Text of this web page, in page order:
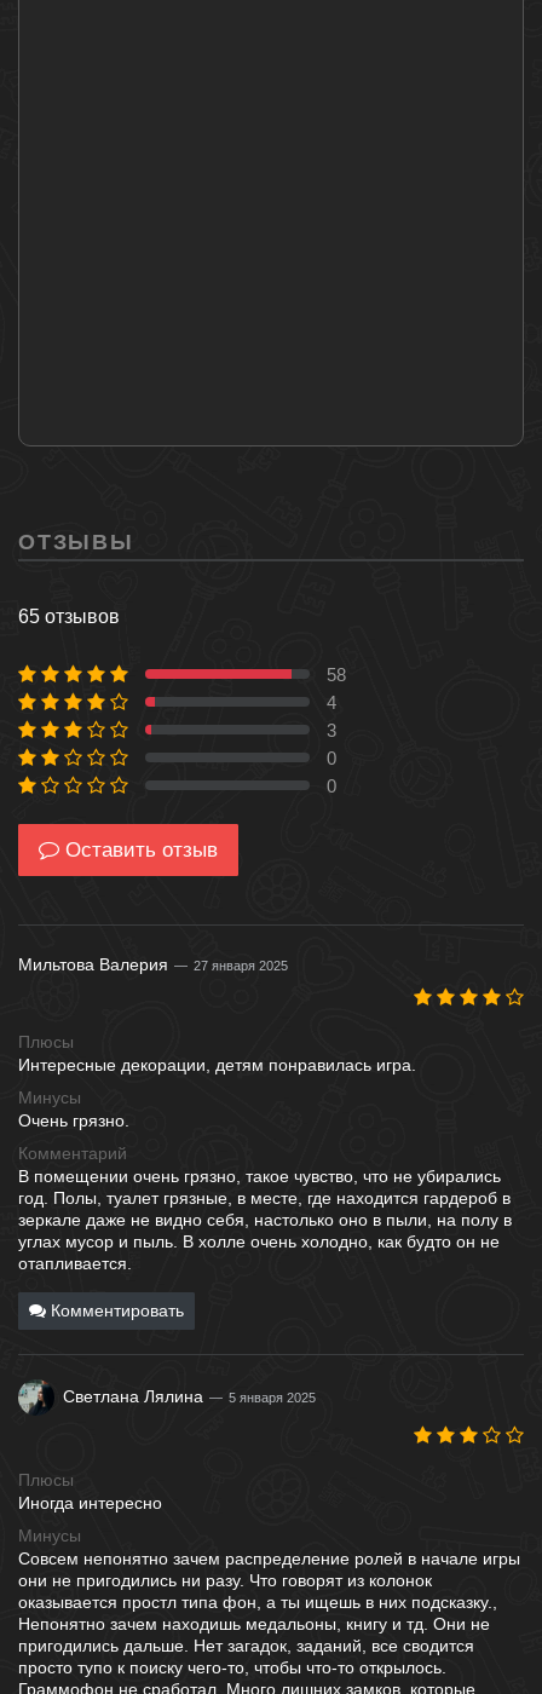
ОТЗЫВЫ
65 отзывов
89 % 58
6 % 4
4 % 3
0 % 0
0 % 0
Оставить отзыв
Мильтова Валерия 27 января 2025
Плюсы
Интересные декорации, детям понравилась игра.
Минусы
Очень грязно.
Комментарий
В помещении очень грязно, такое чувство, что не убирались
год. Полы, туалет грязные, в месте, где находится гардероб в
зеркале даже не видно себя, настолько оно в пыли, на полу в
углах мусор и пыль. В холле очень холодно, как будто он не
отапливается.
Комментировать
Светлана Лялина 5 января 2025
Плюсы
Иногда интересно
Минусы
Совсем непонятно зачем распределение ролей в начале игры
они не пригодились ни разу. Что говорят из колонок
оказывается простл типа фон, а ты ищешь в них подсказку.,
Непонятно зачем находишь медальоны, книгу и тд. Они не
пригодились дальше. Нет загадок, заданий, все сводится
просто тупо к поиску чего-то, чтобы что-то открылось.
Граммофон не сработал. Много лишних замков, которые